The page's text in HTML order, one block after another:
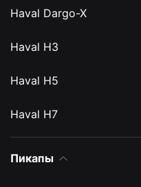
Haval Dargo-X
Haval H3
Haval H5
Haval H7
Пикапы